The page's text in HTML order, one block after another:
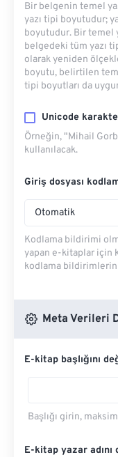
Bir belgenin temel
yazı tipi boyutudur;
boyutudur. Bir temel
belgedeki tüm yazı
olarak yeniden
boyutu, belirtilen
tipi boyutları da
Unicode
Örneğin, "Mihail
kullanılacak.
Giriş dosyası
Otomatik
Kodlama bildirimi
yapan e-kitaplar için
kodlama
Meta Verileri
E-kitap başlığını
Başlığı girin,
E-kitap yazar